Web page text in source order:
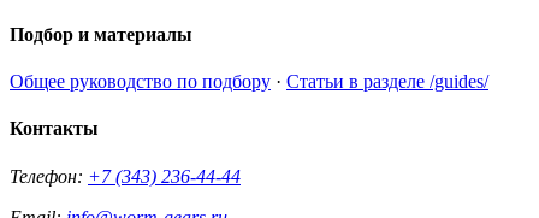
Подбор и материалы
Общее руководство по подбору · Статьи в разделе /guides/
Контакты
Телефон: +7 (343) 236-44-44